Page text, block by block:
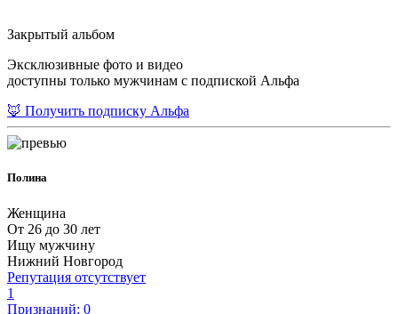
Закрытый альбом
Эксклюзивные фото и видео
доступны только мужчинам с подпиской Альфа
🦊 Получить подписку Альфа
Полина
Женщина
От 26 до 30 лет
Ищу мужчину
Нижний Новгород
Репутация отсутствует
1
Признаний: 0